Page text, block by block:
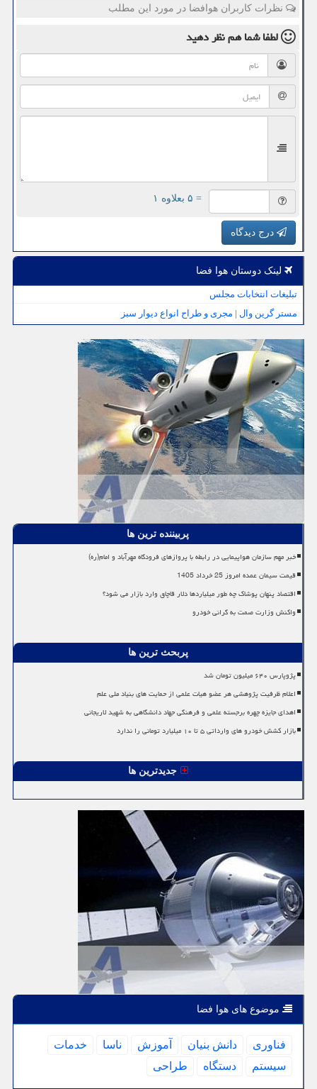
نظرات کاربران هوافضا در مورد این مطلب
لطفا شما همنظر دهید
= ۵ بعلاوه ۱
درج دیدگاه
لینک دوستان هوا فضا
تبلیغات انتخابات مجلس
مستر گرین وال | مجری و طراح انواع دیوار سبز
پربیننده ترین ها
خبر مهم سازمان هواپیمایی در رابطه با پروازهای فرودگاه مهرآباد و امام(ره)
قیمت سیمان عمده امروز 25 خرداد 1405
اقتصاد پنهان پوشاک چه طور میلیاردها دلار قاچاق وارد بازار می شود؟
واکنش وزارت صمت به گرانی خودرو
پربحث ترین ها
پژوپارس ۶۴۰ میلیون تومان شد
اعلام ظرفیت پژوهشی هر عضو هیات علمی از حمایت های بنیاد ملی علم
اهدای جایزه چهره برجسته علمی و فرهنگی جهاد دانشگاهی به شهید لاریجانی
بازار کشش خودرو های وارداتی ۵ تا ۱۰ میلیارد تومانی را ندارد
جدیدترین ها
موضوع های هوا فضا
فناوری دانش بنیان آموزش ناسا
خدمات
سیستم
دستگاه طراحی